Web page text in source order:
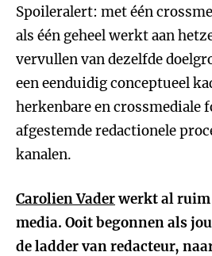
Spoileralert: met één
als één geheel werkt aan
vervullen van dezelfde
een eenduidig conceptueel
herkenbare en crossmediale
afgestemde redactionele
kanalen.
Carolien Vaderwerkt al ruim
media. Ooit begonnen als
de ladder van redacteur,